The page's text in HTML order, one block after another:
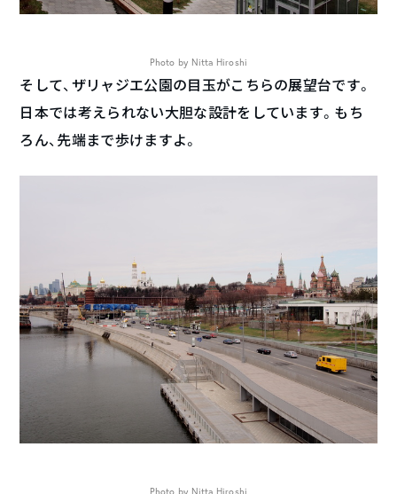
Photo by Nitta Hiroshi
そして、ザリャジエ公園の目玉がこちらの展望台です。
日本では考えられない大胆な設計をしています。もち
ろん、先端まで歩けますよ。
Photo by Nitta Hiroshi